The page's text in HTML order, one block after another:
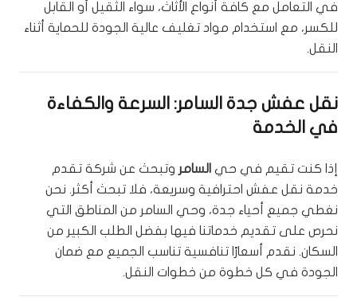
في التعامل مع كافة أنواع الأثاث، سواء الثقيل أو القابل
للكسر، مع استخدام مواد تغليف عالية الجودة للحماية أثناء
النقل.
نقل عفش جدة السامر: السرعة والكفاءة
في الخدمة
إذا كنت تقيم في حي السامر وتبحث عن شركة تقدم
خدمة نقل عفش احترافية وسريعة، فلا تبحث أكثر. نحن
نغطي جميع أحياء جدة، وحي السامر من المناطق التي
نحرص على تقديم خدماتنا فيها بفضل الطلب الكبير من
السكان. نقدم أسعارًا تنافسية تناسب الجميع مع ضمان
الجودة في كل خطوة من خطوات النقل.